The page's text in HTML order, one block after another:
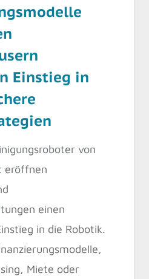
Einstieg in
von
eröffnen
einen
in die Robotik.
Miete oder